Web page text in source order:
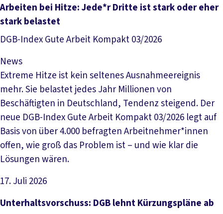
Artikel lesen
Arbeiten bei Hitze: Jede*r Dritte ist stark oder eher
stark belastet
DGB-Index Gute Arbeit Kompakt 03/2026
News
Extreme Hitze ist kein seltenes Ausnahmeereignis
mehr. Sie belastet jedes Jahr Millionen von
Beschäftigten in Deutschland, Tendenz steigend. Der
neue DGB-Index Gute Arbeit Kompakt 03/2026 legt auf
Basis von über 4.000 befragten Arbeitnehmer*innen
offen, wie groß das Problem ist – und wie klar die
Lösungen wären.
17. Juli 2026
Artikel lesen
Unterhaltsvorschuss: DGB lehnt Kürzungspläne ab